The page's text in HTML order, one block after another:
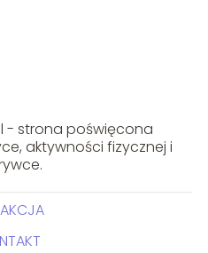
- strona poświęcona
aktywności fizycznej i